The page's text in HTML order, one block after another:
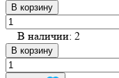
В корзину
В наличии: 2
В корзину